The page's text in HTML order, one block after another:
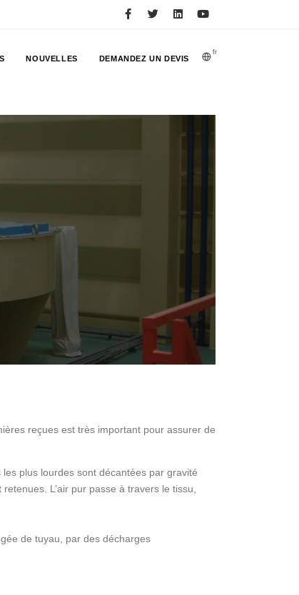
fr
NOUVELLES DEMANDEZ UN DEVIS
reçues est très important pour assurer de
les plus lourdes sont décantées par gravité
L’air pur passe à travers le tissu,
de tuyau, par des décharges